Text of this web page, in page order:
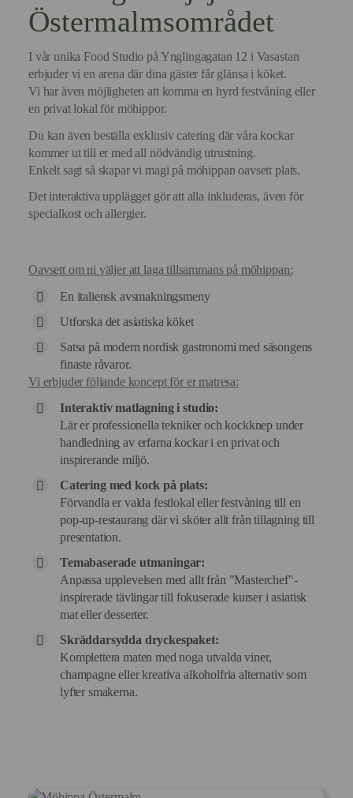
Östermalmsområdet
I vår unika Food Studio på Ynglingagatan 12 i Vasastan
erbjuder vi en arena där dina gäster får glänsa i köket.
Vi har även möjligheten att komma en hyrd festvåning eller
en privat lokal för möhippor.
Du kan även beställa exklusiv catering där våra kockar
kommer ut till er med all nödvändig utrustning.
Enkelt sagt så skapar vi magi på möhippan oavsett plats.
Det interaktiva upplägget gör att alla inkluderas, även för
specialkost och allergier.
Oavsett om ni väljer att laga tillsammans på möhippan:
En italiensk avsmakningsmeny
Utforska det asiatiska köket
Satsa på modern nordisk gastronomi med säsongens
finaste råvaror.
Vi erbjuder följande koncept för er matresa:
Interaktiv matlagning i studio:
Lär er professionella tekniker och kockknep under
handledning av erfarna kockar i en privat och
inspirerande miljö.
Catering med kock på plats:
Förvandla er valda festlokal eller festvåning till en
pop-up-restaurang där vi sköter allt från tillagning till
presentation.
Temabaserade utmaningar:
Anpassa upplevelsen med allt från "Masterchef"-
inspirerade tävlingar till fokuserade kurser i asiatisk
mat eller desserter.
Skräddarsydda dryckespaket:
Komplettera maten med noga utvalda viner,
champagne eller kreativa alkoholfria alternativ som
lyfter smakerna.